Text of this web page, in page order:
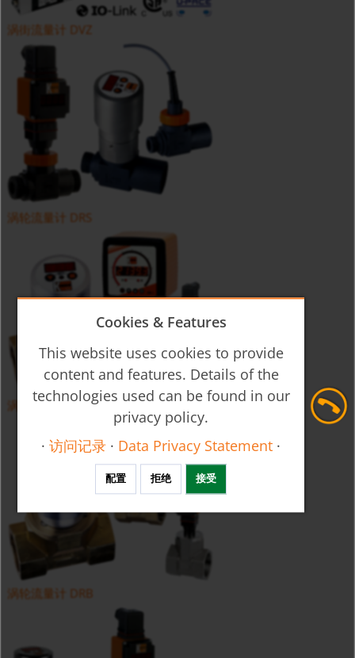
涡街流量计 DVZ
涡轮流量计 DRS
涡轮流量计 DPE
涡轮流量计 DRB
Cookies & Features
This website uses cookies to provide
content and features. Details of the
technologies used can be found in our
privacy policy.
·访问记录 · Data Privacy Statement ·
配置 拒绝 接受